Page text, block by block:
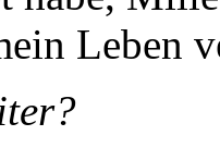
Leben